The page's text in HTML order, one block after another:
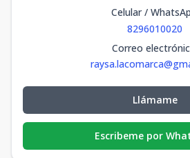
Celular /
8296010020
Correo
Llámame
Escribeme por